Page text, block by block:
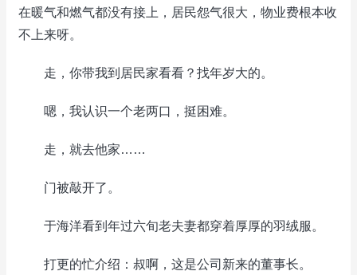
在暖气和燃气都没有接上，居民怨气很大，物业费根本收
不上来呀。
走，你带我到居民家看看？找年岁大的。
嗯，我认识一个老两口，挺困难。
走，就去他家……
门被敲开了。
于海洋看到年过六旬老夫妻都穿着厚厚的羽绒服。
打更的忙介绍：叔啊，这是公司新来的董事长。